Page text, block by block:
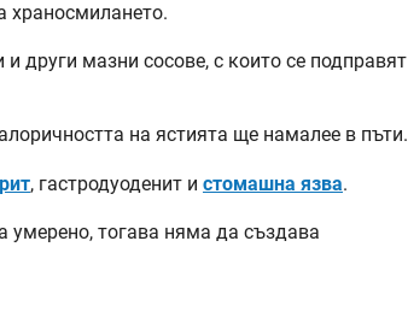
храносмилането.
други мазни сосове, с които се подправят
на ястията ще намалее в пъти.
, гастродуоденит и стомашна язва.
умерено, тогава няма да създава